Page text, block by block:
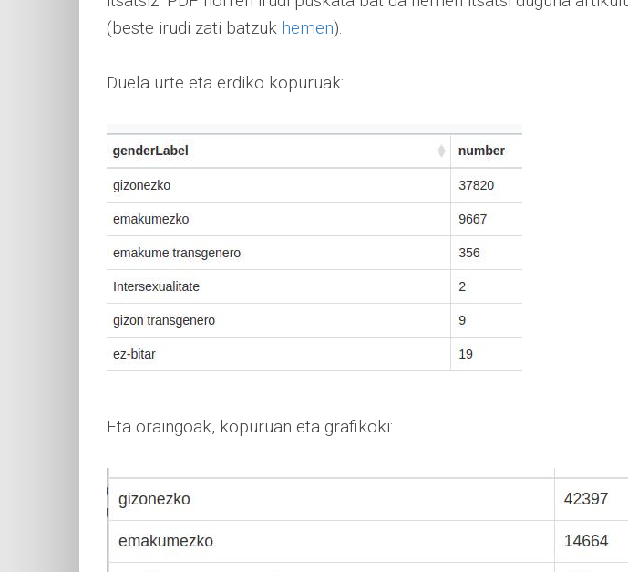
(beste irudi zati batzuk hemen).
Duela urte eta erdiko kopuruak:
Eta oraingoak, kopuruan eta grafikoki: